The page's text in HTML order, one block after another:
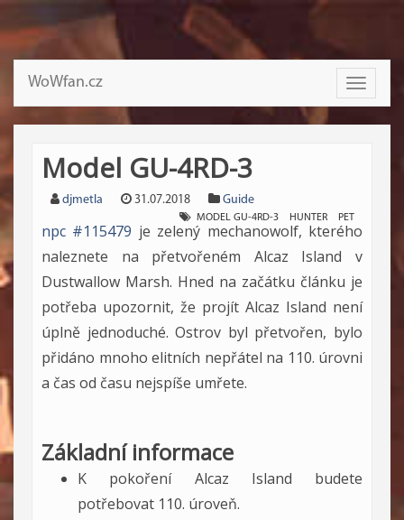
Toggle
WoWfan.cz
Model GU-4RD-3
djmetla 31.07.2018 Guide
MODEL GU-4RD-3 HUNTER PET
npc #115479 je zelený mechanowolf, kterého
naleznete na přetvořeném Alcaz Island v
Dustwallow Marsh. Hned na začátku článku je
potřeba upozornit, že projít Alcaz Island není
úplně jednoduché. Ostrov byl přetvořen, bylo
přidáno mnoho elitních nepřátel na 110. úrovni
a čas od času nejspíše umřete.
Základní informace
K pokoření Alcaz Island budete
potřebovat 110. úroveň.